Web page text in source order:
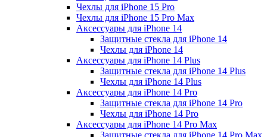
Чехлы для iPhone 15 Pro
Чехлы для iPhone 15 Pro Max
Аксессуары для iPhone 14
Защитные стекла для iPhone 14
Чехлы для iPhone 14
Аксессуары для iPhone 14 Plus
Защитные стекла для iPhone 14 Plus
Чехлы для iPhone 14 Plus
Аксессуары для iPhone 14 Pro
Защитные стекла для iPhone 14 Pro
Чехлы для iPhone 14 Pro
Аксессуары для iPhone 14 Pro Max
Защитные стекла для iPhone 14 Pro Max